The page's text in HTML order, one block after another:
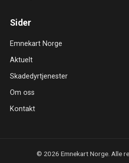
Sider
Emnekart Norge
Aktuelt
Skadedyrtjenester
Om oss
Kontakt
© 2026 Emnekart Norge. Alle